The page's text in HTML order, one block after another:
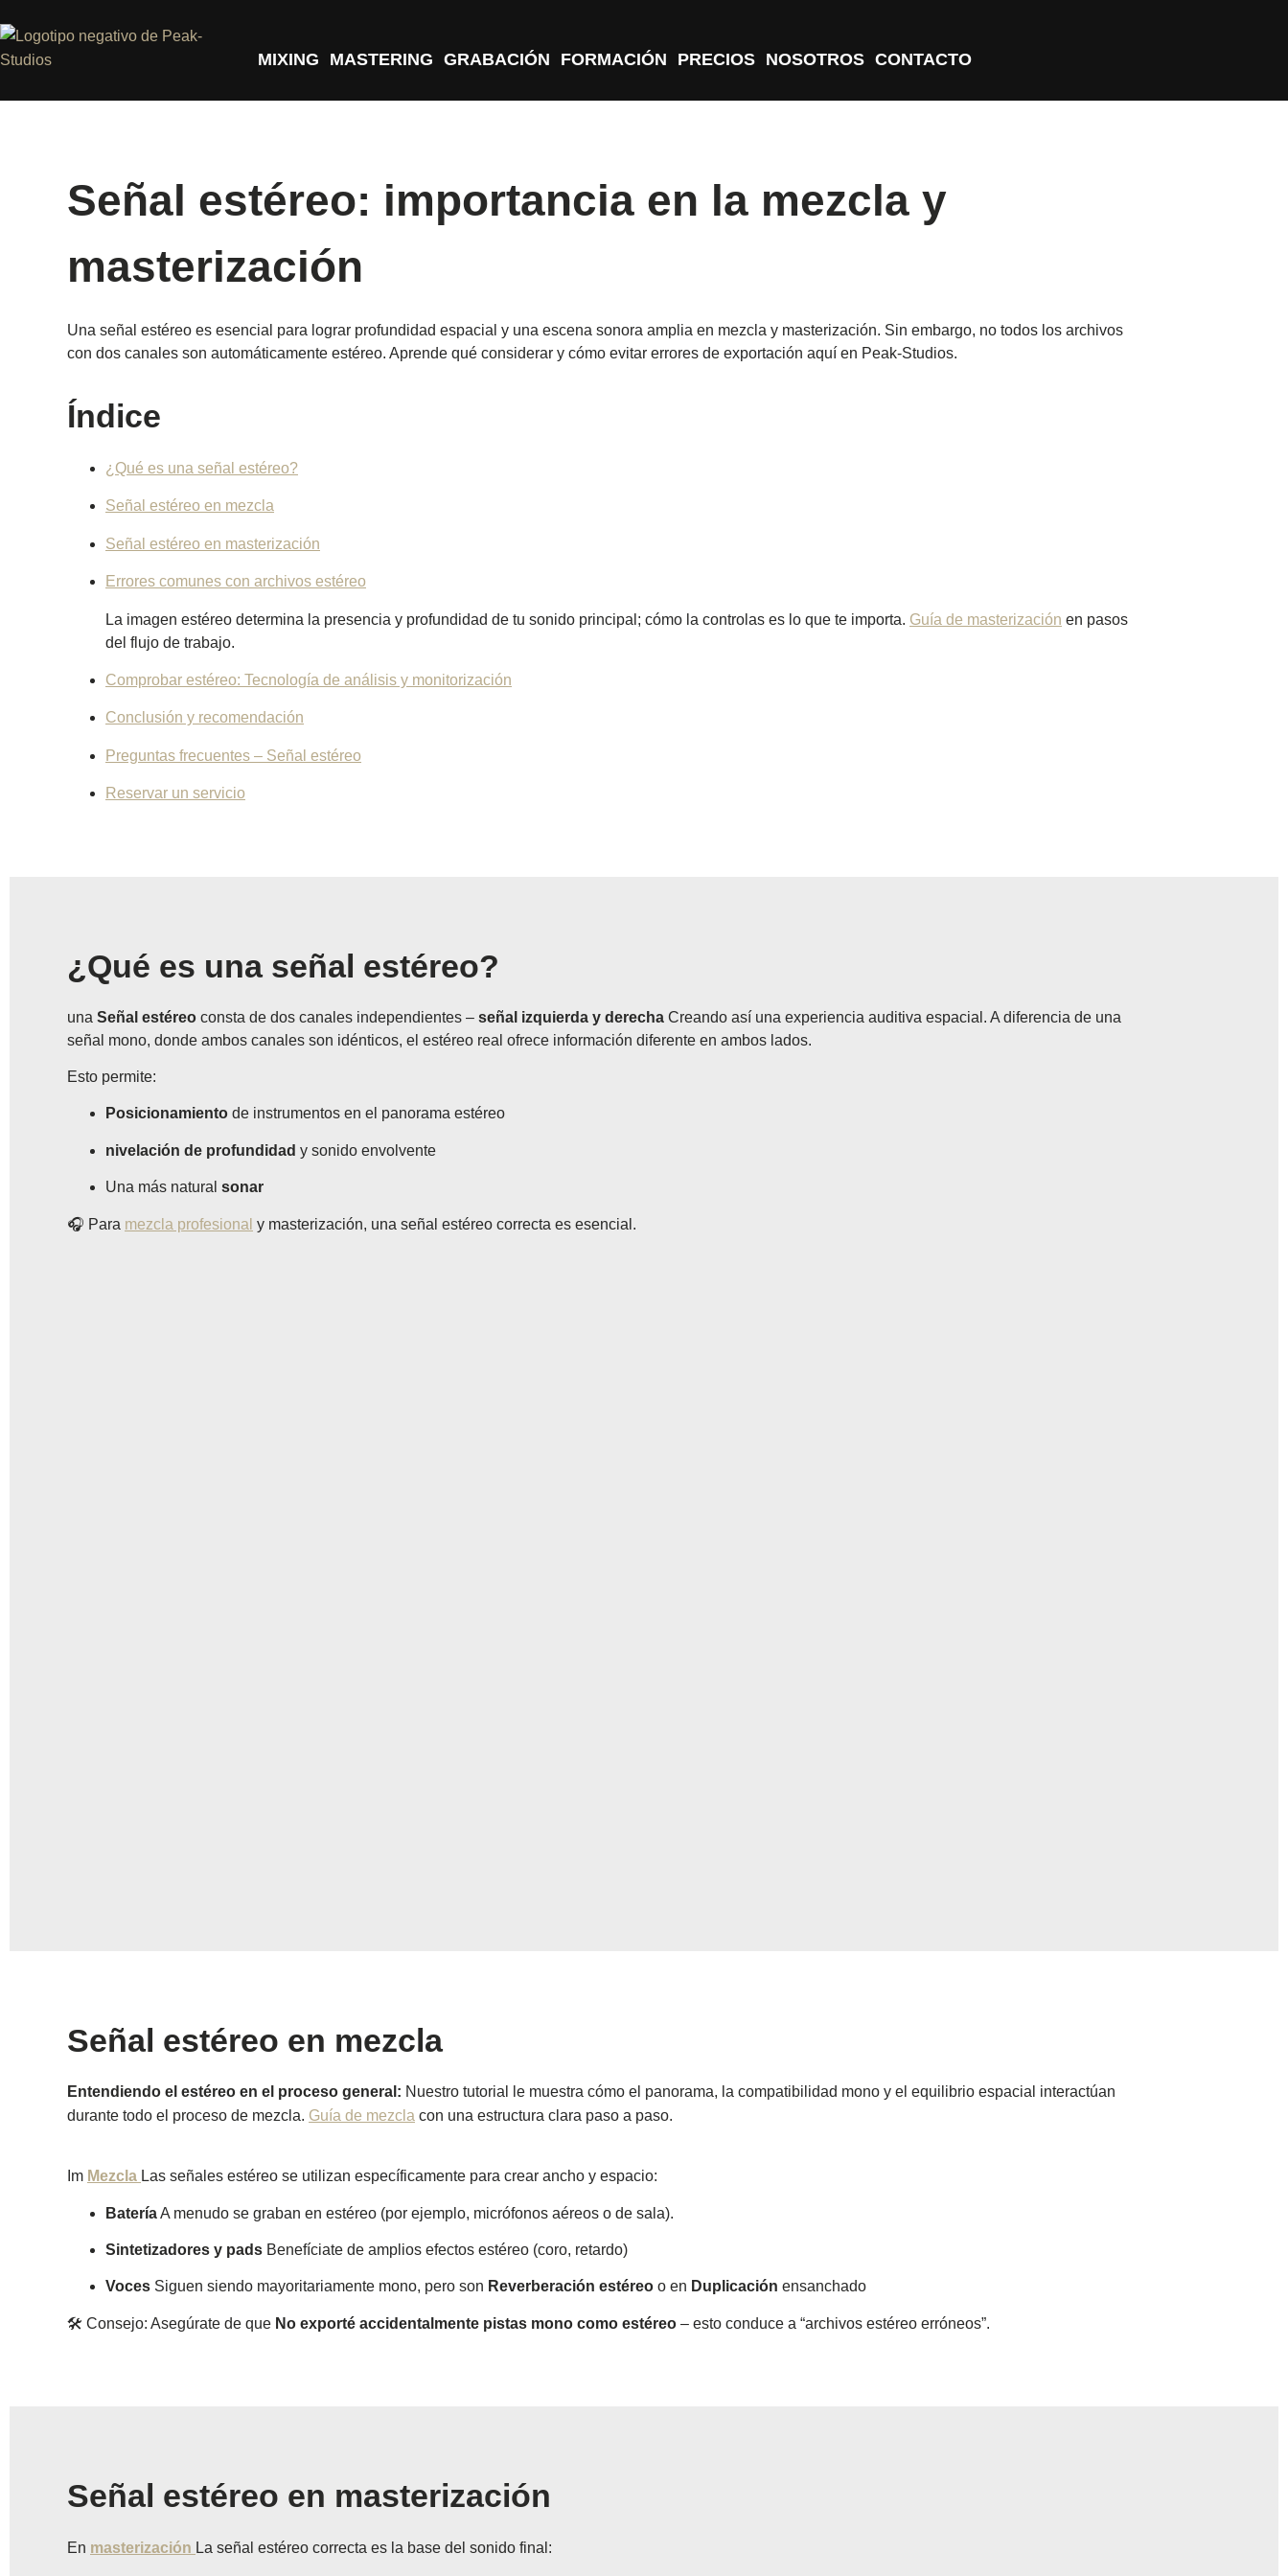
MIXING MASTERING GRABACIÓN FORMACIÓN PRECIOS NOSOTROS CONTACTO
Señal estéreo: importancia en la mezcla y
masterización
Una señal estéreo es esencial para lograr profundidad espacial y una escena sonora amplia en mezcla y masterización. Sin embargo, no todos los archivos
con dos canales son automáticamente estéreo. Aprende qué considerar y cómo evitar errores de exportación aquí en Peak-Studios.
Índice
¿Qué es una señal estéreo?
Señal estéreo en mezcla
Señal estéreo en masterización
Errores comunes con archivos estéreo
La imagen estéreo determina la presencia y profundidad de tu sonido principal; cómo la controlas es lo que te importa. Guía de masterización en pasos
del flujo de trabajo.
Comprobar estéreo: Tecnología de análisis y monitorización
Conclusión y recomendación
Preguntas frecuentes – Señal estéreo
Reservar un servicio
¿Qué es una señal estéreo?
una Señal estéreo consta de dos canales independientes – señal izquierda y derecha Creando así una experiencia auditiva espacial. A diferencia de una
señal mono, donde ambos canales son idénticos, el estéreo real ofrece información diferente en ambos lados.
Esto permite:
Posicionamiento de instrumentos en el panorama estéreo
nivelación de profundidad y sonido envolvente
Una más natural sonar
🎧 Para mezcla profesional y masterización, una señal estéreo correcta es esencial.
Señal estéreo en mezcla
Entendiendo el estéreo en el proceso general: Nuestro tutorial le muestra cómo el panorama, la compatibilidad mono y el equilibrio espacial interactúan
durante todo el proceso de mezcla. Guía de mezcla con una estructura clara paso a paso.
Im Mezcla Las señales estéreo se utilizan específicamente para crear ancho y espacio:
BateríaA menudo se graban en estéreo (por ejemplo, micrófonos aéreos o de sala).
Sintetizadores y pads Benefíciate de amplios efectos estéreo (coro, retardo)
Voces Siguen siendo mayoritariamente mono, pero son Reverberación estéreo o en Duplicación ensanchado
🛠️ Consejo: Asegúrate de que No exporté accidentalmente pistas mono como estéreo – esto conduce a “archivos estéreo erróneos”.
Señal estéreo en masterización
En masterización La señal estéreo correcta es la base del sonido final: